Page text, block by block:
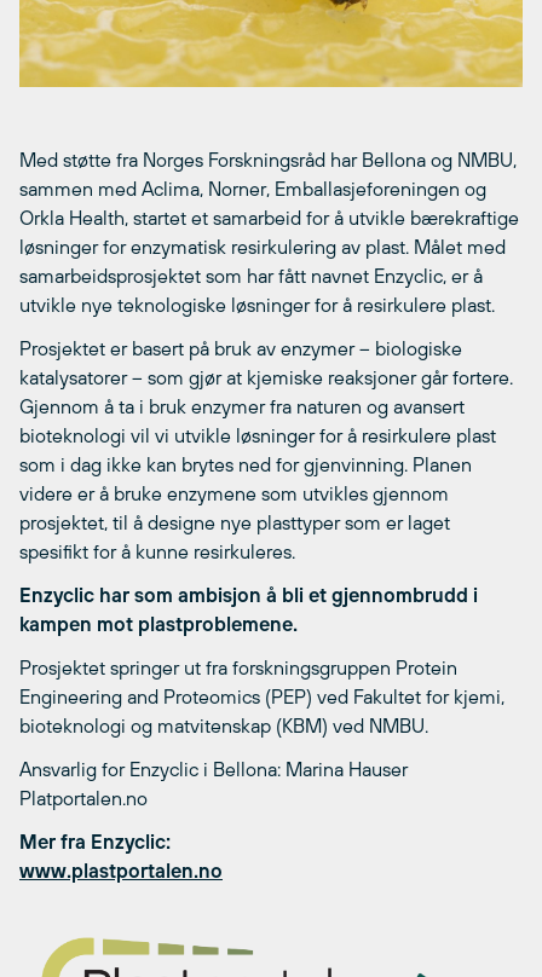
Med støtte fra Norges Forskningsråd har Bellona og NMBU,
sammen med Aclima, Norner, Emballasjeforeningen og
Orkla Health, startet et samarbeid for å utvikle bærekraftige
løsninger for enzymatisk resirkulering av plast. Målet med
samarbeidsprosjektet som har fått navnet Enzyclic, er å
utvikle nye teknologiske løsninger for å resirkulere plast.
Prosjektet er basert på bruk av enzymer – biologiske
katalysatorer – som gjør at kjemiske reaksjoner går fortere.
Gjennom å ta i bruk enzymer fra naturen og avansert
bioteknologi vil vi utvikle løsninger for å resirkulere plast
som i dag ikke kan brytes ned for gjenvinning. Planen
videre er å bruke enzymene som utvikles gjennom
prosjektet, til å designe nye plasttyper som er laget
spesifikt for å kunne resirkuleres.
Enzyclic har som ambisjon å bli et gjennombrudd i
kampen mot plastproblemene.
Prosjektet springer ut fra forskningsgruppen Protein
Engineering and Proteomics (PEP) ved Fakultet for kjemi,
bioteknologi og matvitenskap (KBM) ved NMBU.
Ansvarlig for Enzyclic i Bellona: Marina Hauser
Platportalen.no
Mer fra Enzyclic:
www.plastportalen.no